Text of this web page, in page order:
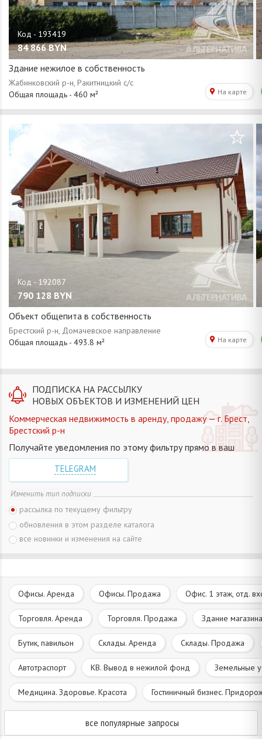
84 866 BYN
Здание нежилое в собственность
790 128 BYN
Объект общепита в собственность
ПОДПИСКА НА РАССЫЛКУ
НОВЫХ ОБЪЕКТОВ И ИЗМЕНЕНИЙ ЦЕН
Коммерческая недвижимость в аренду, продажу — г. Брест,
Брестский р-н
Получайте уведомления по этому фильтру прямо в ваш
TELEGRAM
Изменить тип подписки
рассылка по текущему фильтру
обновления в этом разделе каталога
все новинки и изменения на сайте
Офисы. Аренда Офисы. Продажа Офис. 1 этаж, отд.
Торговля. Аренда Торговля. Продажа Здание
Бутик, павильон Склады. Аренда Склады. Продажа
Автотраспорт КВ. Вывод в нежилой фонд Земельные
Медицина. Здоровье. Красота Гостиничный бизнес.
все популярные запросы